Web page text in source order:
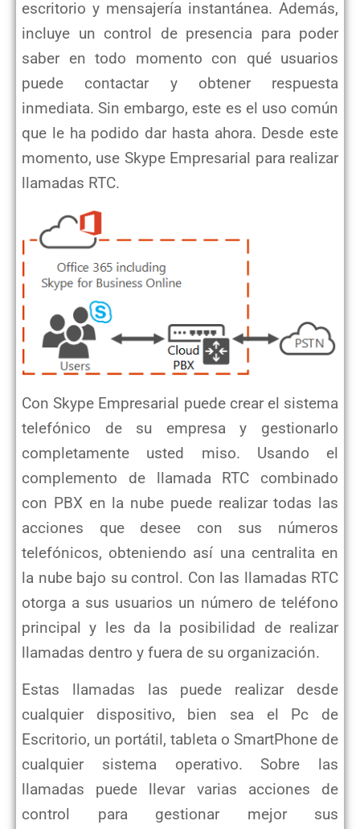
escritorio y mensajería instantánea. Además,
incluye un control de presencia para poder
saber en todo momento con qué usuarios
puede contactar y obtener respuesta
inmediata. Sin embargo, este es el uso común
que le ha podido dar hasta ahora. Desde este
momento, use Skype Empresarial para realizar
llamadas RTC.
Con Skype Empresarial puede crear el sistema
telefónico de su empresa y gestionarlo
completamente usted miso. Usando el
complemento de llamada RTC combinado
con PBX en la nube puede realizar todas las
acciones que desee con sus números
telefónicos, obteniendo así una centralita en
la nube bajo su control. Con las llamadas RTC
otorga a sus usuarios un número de teléfono
principal y les da la posibilidad de realizar
llamadas dentro y fuera de su organización.
Estas llamadas las puede realizar desde
cualquier dispositivo, bien sea el Pc de
Escritorio, un portátil, tableta o SmartPhone de
cualquier sistema operativo. Sobre las
llamadas puede llevar varias acciones de
control para gestionar mejor sus